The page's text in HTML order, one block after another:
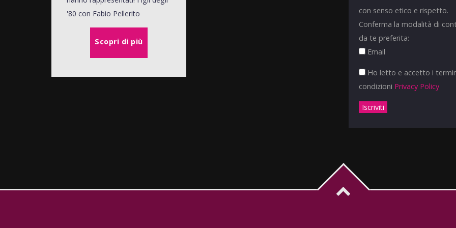
'80 con Fabio Pellerito
Scopri di più
con senso etico e rispetto.
Conferma la modalità di
da te preferita:
Email
Ho letto e accetto i
condizioni Privacy Policy